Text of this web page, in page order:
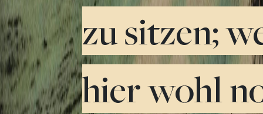
zu sitzen;
hier wohl